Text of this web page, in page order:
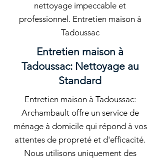
nettoyage impeccable et
professionnel. Entretien maison à
Tadoussac
Entretien maison à
Tadoussac: Nettoyage au
Standard
Entretien maison à Tadoussac:
Archambault offre un service de
ménage à domicile qui répond à vos
attentes de propreté et d'efficacité.
Nous utilisons uniquement des